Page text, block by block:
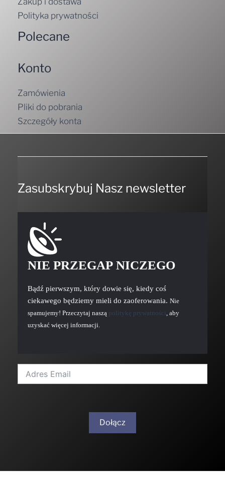
Polityka prywatności
Polecane
Konto
Zamówienia
Pliki do pobrania
Szczegóły konta
Zasubskrybuj Nasz newsletter
NIE PRZEGAP NICZEGO
Bądź pierwszym, który dowie się, kiedy coś
ciekawego będziemy mieli do zaoferowania. Nie
spamujemy! Przeczytaj naszą politykę prywatności , aby
uzyskać więcej informacji.
Dołącz